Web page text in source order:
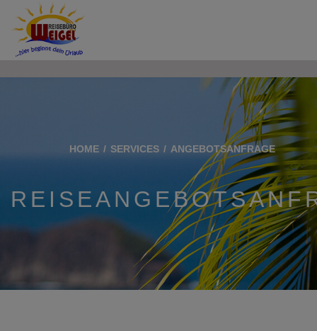
HOME SERVICES ANGEBOTSANFRAGE